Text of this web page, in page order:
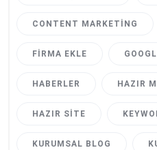
CONTENT MARKETING
FIRMA EKLE
HABERLER HAZIR
HAZIR SITE
KURUMSAL BLOG